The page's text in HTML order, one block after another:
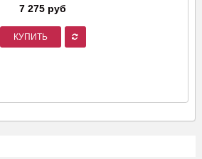
7 275 руб
КУПИТЬ